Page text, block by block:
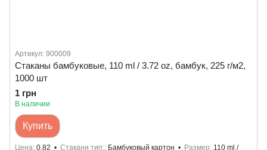
Артикул: 900009
Стаканы бамбуковые, 110 ml / 3.72 oz, бамбук, 225 г/м2,
1000 шт
1 грн
В наличии
Купить
Цена 0.82 Стакани тип: Бамбуковый картон Размер 110 ml /